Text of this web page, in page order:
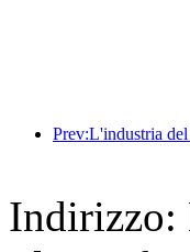
Indirizzo: